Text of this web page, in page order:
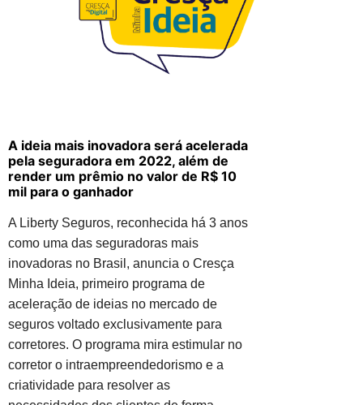
A ideia mais inovadora será acelerada
pela seguradora em 2022, além de
render um prêmio no valor de R$ 10
mil para o ganhador
A Liberty Seguros, reconhecida há 3 anos
como uma das seguradoras mais
inovadoras no Brasil, anuncia o Cresça
Minha Ideia, primeiro programa de
aceleração de ideias no mercado de
seguros voltado exclusivamente para
corretores. O programa mira estimular no
corretor o intraempreendedorismo e a
criatividade para resolver as